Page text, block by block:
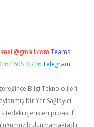
Teams:
606 0 726 Telegram:
Bilgi Teknolojileri
bir Yer Sağlayıcı
içerikleri proaktif
bulunmamaktadır.